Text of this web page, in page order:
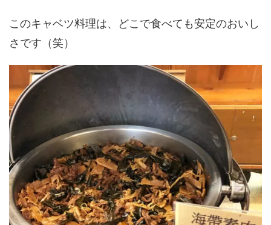
このキャベツ料理は、どこで食べても安定のおいし
さです（笑）